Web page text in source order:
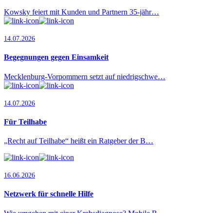
Kowsky feiert mit Kunden und Partnern 35-jähr…
14.07.2026
Begegnungen gegen Einsamkeit
Mecklenburg-Vorpommern setzt auf niedrigschwe…
14.07.2026
Für Teilhabe
„Recht auf Teilhabe“ heißt ein Ratgeber der B…
16.06.2026
Netzwerk für schnelle Hilfe